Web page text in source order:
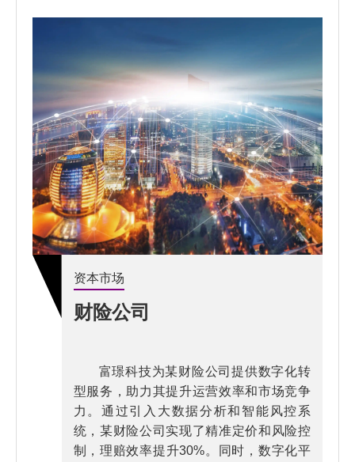
资本市场
财险公司
富璟科技为某财险公司提供数字化转
型服务，助力其提升运营效率和市场竞争
力。通过引入大数据分析和智能风控系
统，某财险公司实现了精准定价和风险控
制，理赔效率提升30%。同时，数字化平